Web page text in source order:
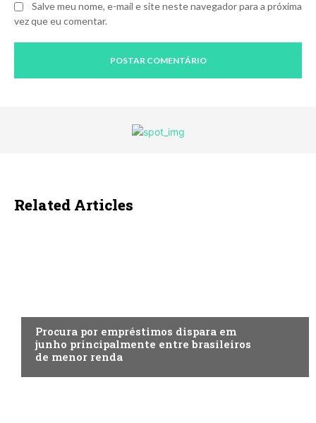
Salve meu nome, e-mail e site neste navegador para a próxima
vez que eu comentar.
Related Articles
Procura por empréstimos dispara em
junho principalmente entre brasileiros
de menor renda